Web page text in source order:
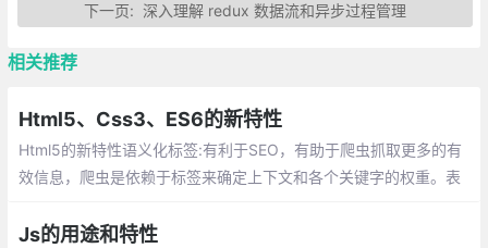
下一页: 深入理解 redux 数据流和异步过程管理
相关推荐
Html5、Css3、ES6的新特性
Html5的新特性语义化标签:有利于SEO，有助于爬虫抓取更多的有
效信息，爬虫是依赖于标签来确定上下文和各个关键字的权重。表
Js的用途和特性